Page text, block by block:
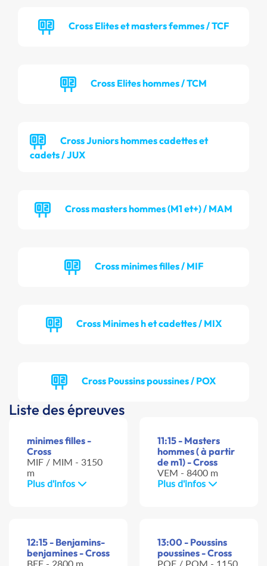
Cross Elites et masters femmes / TCF
Cross Elites hommes / TCM
Cross Juniors hommes cadettes et
cadets / JUX
Cross masters hommes (M1 et+) / MAM
Cross minimes filles / MIF
Cross Minimes h et cadettes / MIX
Cross Poussins poussines / POX
Liste des épreuves
minimes filles -
Cross
MIF / MIM - 3150
m
Plus d'infos
11:15 - Masters
hommes ( à partir
de m1) - Cross
VEM - 8400 m
Plus d'infos
12:15 - Benjamins-
benjamines - Cross
BEF - 2800 m
13:00 - Poussins
poussines - Cross
POF / POM - 1150